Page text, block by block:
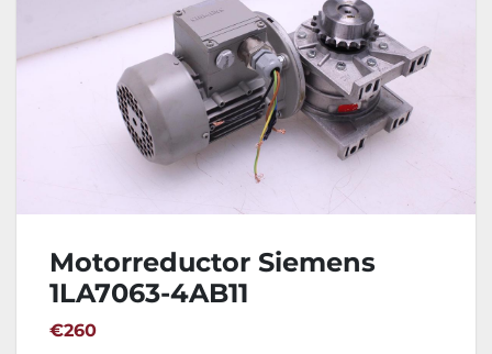
Motorreductor Siemens
1LA7063-4AB11
€260